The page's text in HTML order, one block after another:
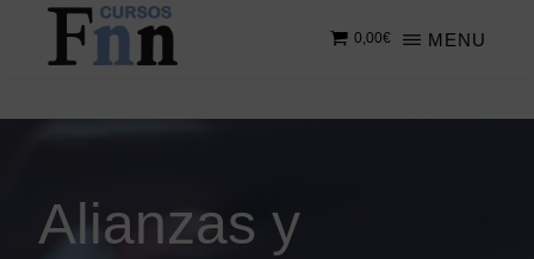
Saltar
contenido
en
MENU
0,00€
Alianzas y